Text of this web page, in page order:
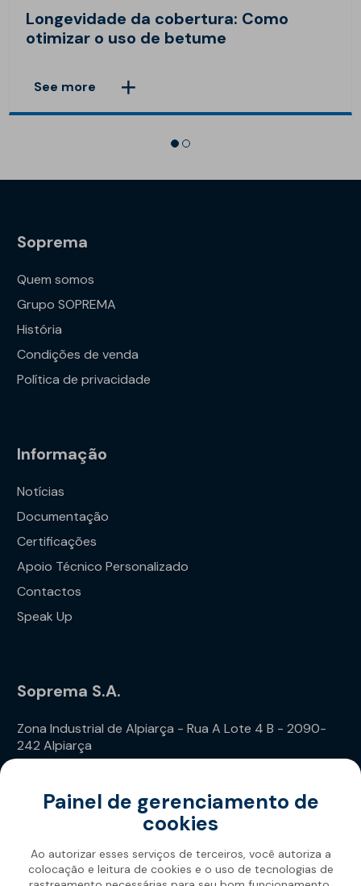
Longevidade da cobertura: Como
otimizar o uso de betume
See more
Soprema
Quem somos
Grupo SOPREMA
História
Condições de venda
Política de privacidade
Informação
Notícias
Documentação
Certificações
Apoio Técnico Personalizado
Contactos
Speak Up
Soprema S.A.
Zona Industrial de Alpiarça - Rua A Lote 4 B - 2090-
242 Alpiarça
Painel de gerenciamento de
cookies
Ao autorizar esses serviços de terceiros, você autoriza a
colocação e leitura de cookies e o uso de tecnologias de